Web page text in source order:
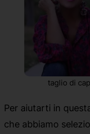
taglio di
Per aiutarti in
che abbiamo